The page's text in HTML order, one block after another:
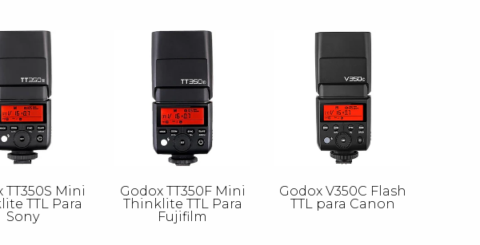
TT350S Mini
TTL Para
Sony
Godox TT350F Mini
Thinklite TTL Para
Fujifilm
Godox V350C Flash
TTL para Canon